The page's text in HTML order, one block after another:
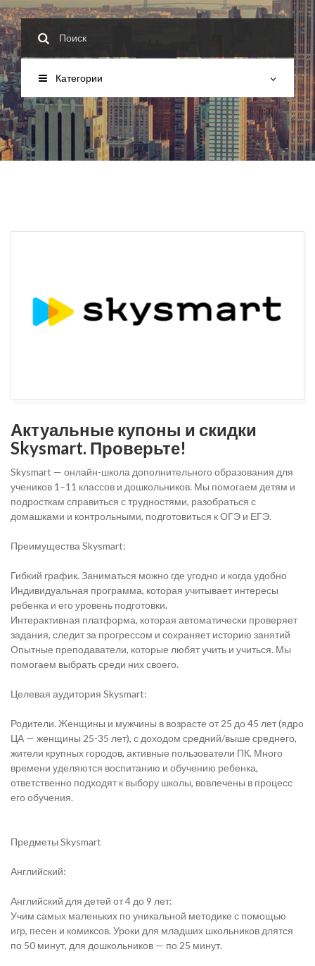
Категории
Актуальные купоны и скидки
Skysmart. Проверьте!
Skysmart — онлайн-школа дополнительного образования для
учеников 1–11 классов и дошкольников. Мы помогаем детям и
подросткам справиться с трудностями, разобраться с
домашками и контрольными, подготовиться к ОГЭ и ЕГЭ.
Преимущества Skysmart:
Гибкий график. Заниматься можно где угодно и когда удобно
Индивидуальная программа, которая учитывает интересы
ребенка и его уровень подготовки.
Интерактивная платформа, которая автоматически проверяет
задания, следит за прогрессом и сохраняет историю занятий
Опытные преподаватели, которые любят учить и учиться. Мы
помогаем выбрать среди них своего.
Целевая аудитория Skysmart:
Родители. Женщины и мужчины в возрасте от 25 до 45 лет (ядро
ЦА — женщины 25-35 лет), с доходом средний/выше среднего,
жители крупных городов, активные пользователи ПК. Много
времени уделяются воспитанию и обучению ребенка,
ответственно подходят к выбору школы, вовлечены в процесс
его обучения.
Предметы Skysmart
Английский:
Английский для детей от 4 до 9 лет:
Учим самых маленьких по уникальной методике с помощью
игр, песен и комиксов. Уроки для младших школьников длятся
по 50 минут, для дошкольников — по 25 минут.